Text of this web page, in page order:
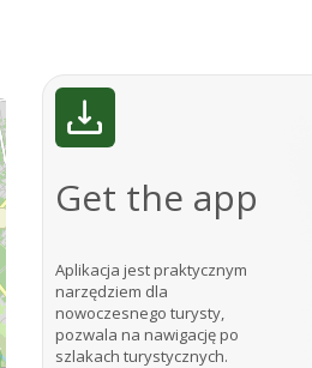
Get the app
Aplikacja jest praktycznym
narzędziem dla
nowoczesnego turysty,
pozwala na nawigację po
szlakach turystycznych.